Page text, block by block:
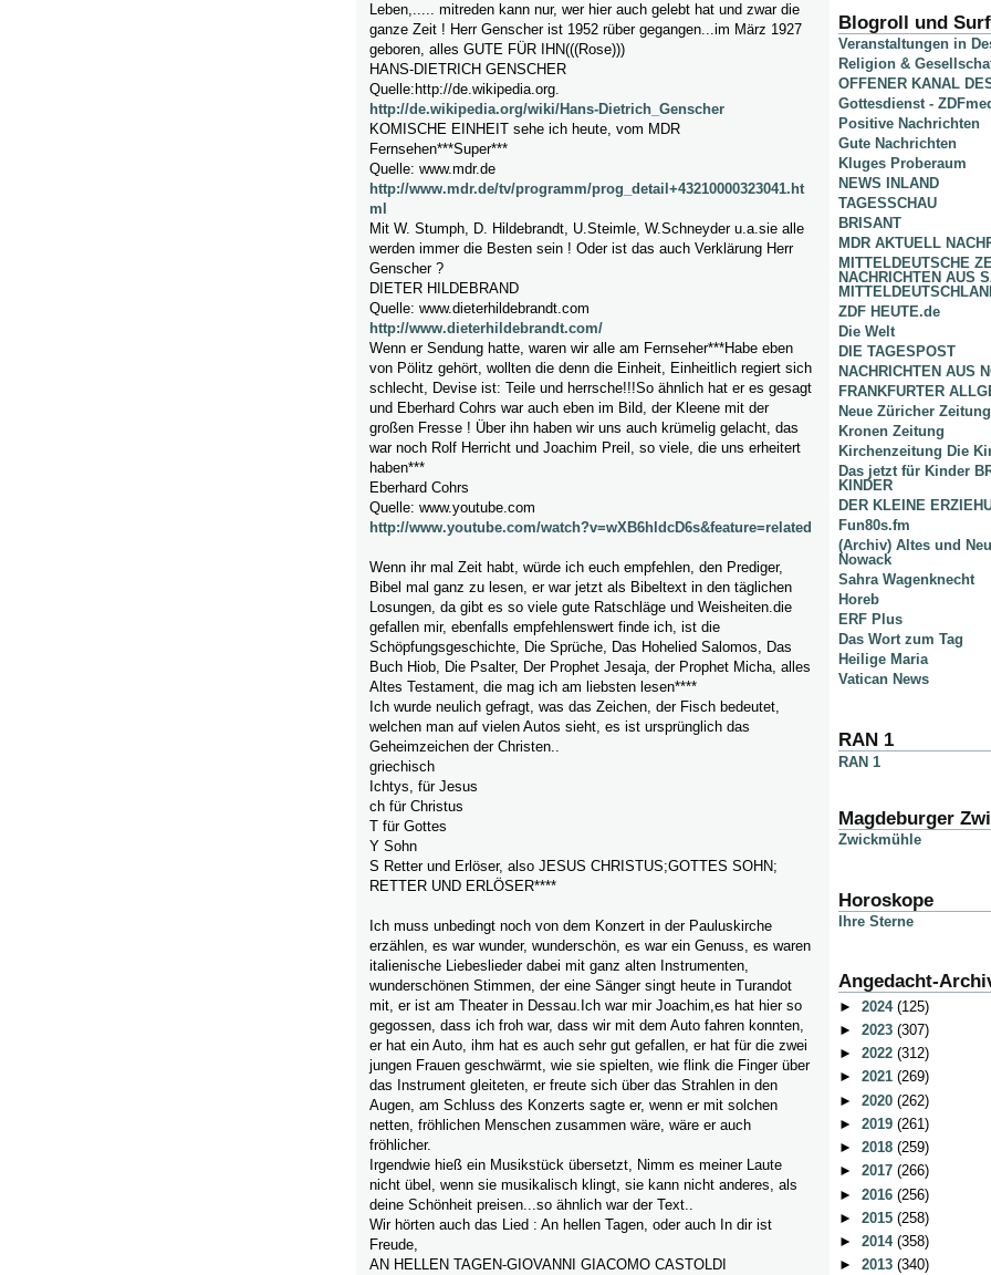
Leben,..... mitreden kann nur, wer hier auch gelebt hat und zwar die
ganze Zeit ! Herr Genscher ist 1952 rüber gegangen...im März 1927
geboren, alles GUTE FÜR IHN(((Rose)))
HANS-DIETRICH GENSCHER
Quelle:http://de.wikipedia.org.
http://de.wikipedia.org/wiki/Hans-Dietrich_Genscher
KOMISCHE EINHEIT sehe ich heute, vom MDR
Fernsehen***Super***
Quelle: www.mdr.de
http://www.mdr.de/tv/programm/prog_detail+43210000323041.ht
ml
Mit W. Stumph, D. Hildebrandt, U.Steimle, W.Schneyder u.a.sie alle
werden immer die Besten sein ! Oder ist das auch Verklärung Herr
Genscher ?
DIETER HILDEBRAND
Quelle: www.dieterhildebrandt.com
http://www.dieterhildebrandt.com/
Wenn er Sendung hatte, waren wir alle am Fernseher***Habe eben
von Pölitz gehört, wollten die denn die Einheit, Einheitlich regiert sich
schlecht, Devise ist: Teile und herrsche!!!So ähnlich hat er es gesagt
und Eberhard Cohrs war auch eben im Bild, der Kleene mit der
großen Fresse ! Über ihn haben wir uns auch krümelig gelacht, das
war noch Rolf Herricht und Joachim Preil, so viele, die uns erheitert
haben***
Eberhard Cohrs
Quelle: www.youtube.com
http://www.youtube.com/watch?v=wXB6hldcD6s&feature=related
Wenn ihr mal Zeit habt, würde ich euch empfehlen, den Prediger,
Bibel mal ganz zu lesen, er war jetzt als Bibeltext in den täglichen
Losungen, da gibt es so viele gute Ratschläge und Weisheiten.die
gefallen mir, ebenfalls empfehlenswert finde ich, ist die
Schöpfungsgeschichte, Die Sprüche, Das Hohelied Salomos, Das
Buch Hiob, Die Psalter, Der Prophet Jesaja, der Prophet Micha, alles
Altes Testament, die mag ich am liebsten lesen****
Ich wurde neulich gefragt, was das Zeichen, der Fisch bedeutet,
welchen man auf vielen Autos sieht, es ist ursprünglich das
Geheimzeichen der Christen..
griechisch
Ichtys, für Jesus
ch für Christus
T für Gottes
Y Sohn
S Retter und Erlöser, also JESUS CHRISTUS;GOTTES SOHN;
RETTER UND ERLÖSER****
Ich muss unbedingt noch von dem Konzert in der Pauluskirche
erzählen, es war wunder, wunderschön, es war ein Genuss, es waren
italienische Liebeslieder dabei mit ganz alten Instrumenten,
wunderschönen Stimmen, der eine Sänger singt heute in Turandot
mit, er ist am Theater in Dessau.Ich war mir Joachim,es hat hier so
gegossen, dass ich froh war, dass wir mit dem Auto fahren konnten,
er hat ein Auto, ihm hat es auch sehr gut gefallen, er hat für die zwei
jungen Frauen geschwärmt, wie sie spielten, wie flink die Finger über
das Instrument gleiteten, er freute sich über das Strahlen in den
Augen, am Schluss des Konzerts sagte er, wenn er mit solchen
netten, fröhlichen Menschen zusammen wäre, wäre er auch
fröhlicher.
Irgendwie hieß ein Musikstück übersetzt, Nimm es meiner Laute
nicht übel, wenn sie musikalisch klingt, sie kann nicht anderes, als
deine Schönheit preisen...so ähnlich war der Text..
Wir hörten auch das Lied : An hellen Tagen, oder auch In dir ist
Freude,
AN HELLEN TAGEN-GIOVANNI GIACOMO CASTOLDI
Blogroll und
Veranstaltungen in
Religion &
OFFENER KANAL
Gottesdienst -
Positive Nachrichten
Gute Nachrichten
Kluges Proberaum
NEWS INLAND
TAGESSCHAU
BRISANT
MDR AKTUELL
MITTELDEUTSCHE
NACHRICHTEN AUS
ZDF HEUTE.de
Die Welt
DIE TAGESPOST
NACHRICHTEN AUS
FRANKFURTER
Neue Züricher Zeitung
Kronen Zeitung
Kirchenzeitung Die
Das jetzt für Kinder
KINDER
DER KLEINE
Fun80s.fm
(Archiv) Altes und
Nowack
Sahra Wagenknecht
Horeb
ERF Plus
Das Wort zum Tag
Heilige Maria
Vatican News
RAN 1
RAN 1
Magdeburger
Zwickmühle
Horoskope
Ihre Sterne
Angedacht-
► 2024 (125)
► 2023 (307)
► 2022 (312)
► 2021 (269)
► 2020 (262)
► 2019 (261)
► 2018 (259)
► 2017 (266)
► 2016 (256)
► 2015 (258)
► 2014 (358)
► 2013 (340)